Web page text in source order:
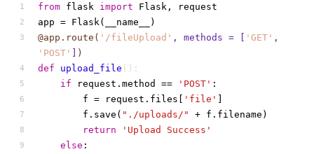
from flask import Flask, request
app = Flask(__name__)
@app.route( '/fileUpload' , methods = [ 'GET'
'POST'
)
def
upload_file ():
if request.method == 'POST' :
		f = request.files[
'file'
		f.save(
"./uploads/"
+ f.filename)
return
'Upload Success'
else :